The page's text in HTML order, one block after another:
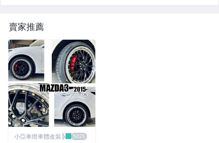
進氣套件 進氣系統 全系列
其它
賣家推薦
小亞車燈車體改裝╠